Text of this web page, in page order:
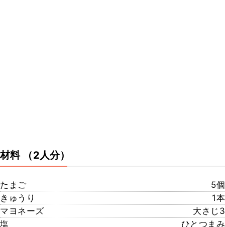
材料 （2人分）
たまご
5個
きゅうり
1本
マヨネーズ
大さじ3
塩
ひとつまみ